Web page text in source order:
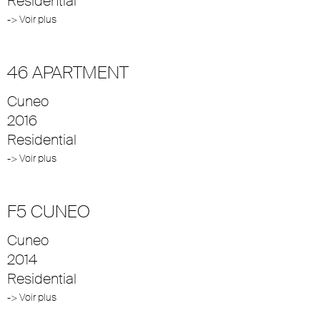
-> Voir plus
46 APARTMENT
Cuneo
2016
Residential
-> Voir plus
F5 CUNEO
Cuneo
2014
Residential
-> Voir plus